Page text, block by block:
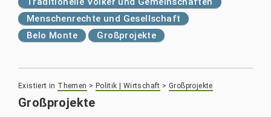
Menschenrechte und Gesellschaft
Belo Monte
Großprojekte
Existiert in Themen > Politik | Wirtschaft >Großprojekte
Großprojekte